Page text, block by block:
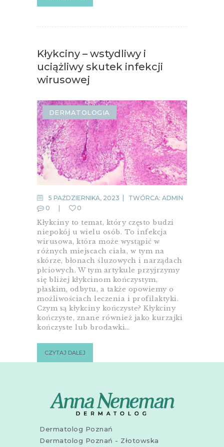
Kłykciny – wstydliwy i
uciążliwy skutek infekcji
wirusowej
DERMATOLOGIA
5 PAŹDZIERNIKA, 2023 TWÓRCA: ADMIN
0
0
Kłykciny to temat, który często budzi
niepokój u wielu osób. To infekcja
wirusowa, która może wystąpić w
różnych miejscach ciała, w tym na
skórze, błonach śluzowych i narządach
płciowych. W tym artykule przyjrzymy
się bliżej kłykcinom kończystym,
płaskim, odbytu, a także opowiemy o
możliwościach leczenia i profilaktyki.
Czym są kłykciny kończyste? Kłykciny
kończyste, znane również jako kurzajki
kończyste lub brodawki…
CZYTAJ DALEJ
Dermatolog Poznań
Dermatolog Poznań - Złotowska